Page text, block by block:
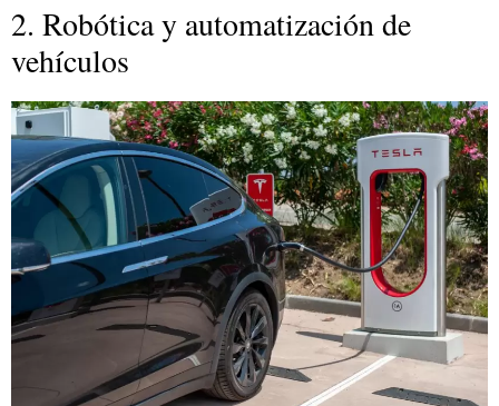
2. Robótica y automatización de
vehículos